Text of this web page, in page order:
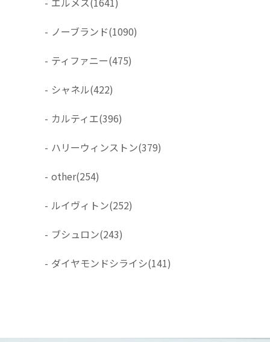
- ノーブランド(1090)
- ティファニー(475)
- シャネル(422)
- カルティエ(396)
- ハリーウィンストン(379)
- other(254)
- ルイヴィトン(252)
- ブシュロン(243)
- ダイヤモンドシライシ(141)